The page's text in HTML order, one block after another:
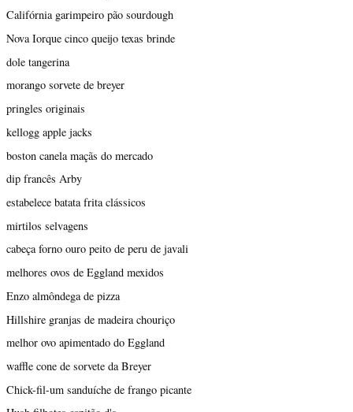
Califórnia garimpeiro pão sourdough
Nova Iorque cinco queijo texas brinde
dole tangerina
morango sorvete de breyer
pringles originais
kellogg apple jacks
boston canela maçãs do mercado
dip francês Arby
estabelece batata frita clássicos
mirtilos selvagens
cabeça forno ouro peito de peru de javali
melhores ovos de Eggland mexidos
Enzo almôndega de pizza
Hillshire granjas de madeira chouriço
melhor ovo apimentado do Eggland
waffle cone de sorvete da Breyer
Chick-fil-um sanduíche de frango picante